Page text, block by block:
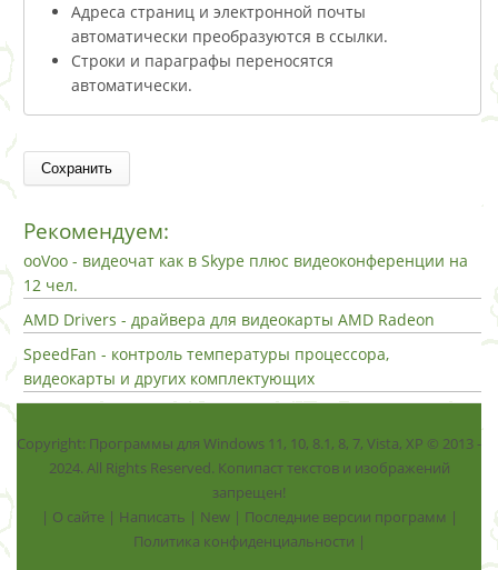
Адреса страниц и электронной почты
автоматически преобразуются в ссылки.
Строки и параграфы переносятся
автоматически.
Рекомендуем:
ooVoo - видеочат как в Skype плюс видеоконференции на
12 чел.
AMD Drivers - драйвера для видеокарты AMD Radeon
SpeedFan - контроль температуры процессора,
видеокарты и других комплектующих
Copyright: Программы для Windows 11, 10, 8.1, 8, 7, Vista, ХР © 2013 -
2024. All Rights Reserved. Копипаст текстов и изображений
запрещен!
| О сайте| Написать | New| Последние версии программ |
Политика конфиденциальности |